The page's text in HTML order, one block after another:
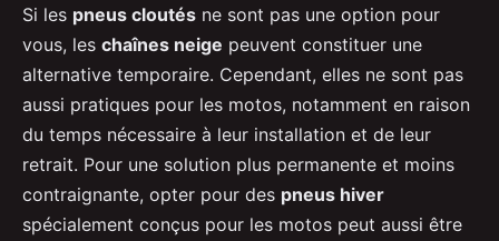
Si les pneus cloutés ne sont pas une option pour
vous, les chaînes neige peuvent constituer une
alternative temporaire. Cependant, elles ne sont pas
aussi pratiques pour les motos, notamment en raison
du temps nécessaire à leur installation et de leur
retrait. Pour une solution plus permanente et moins
contraignante, opter pour des pneus hiver
spécialement conçus pour les motos peut aussi être